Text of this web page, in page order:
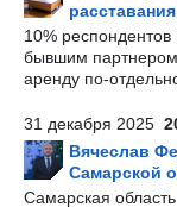
расставания
10%
бывшим партнером
аренду по-
31 декабря 2025
Вячеслав
Самарской
Самарская